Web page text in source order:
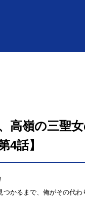
嶺の三聖
4話】
かるまで、俺がその代わ